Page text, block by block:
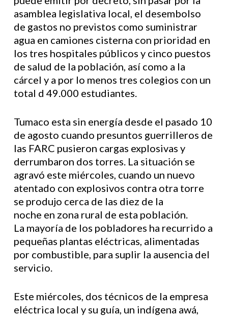
asamblea legislativa local, el desembolso
de gastos no previstos como suministrar
agua en camiones cisterna con prioridad en
los tres hospitales públicos y cinco puestos
de salud de la población, así como a la
cárcel y a por lo menos tres colegios con un
total d 49.000 estudiantes.
Tumaco esta sin energía desde el pasado 10
de agosto cuando presuntos guerrilleros de
las FARC pusieron cargas explosivas y
derrumbaron dos torres. La situación se
agravó este miércoles, cuando un nuevo
atentado con explosivos contra otra torre
se produjo cerca de las diez de la
noche en zona rural de esta población.
La mayoría de los pobladores ha recurrido a
pequeñas plantas eléctricas, alimentadas
por combustible, para suplir la ausencia del
servicio.
Este miércoles, dos técnicos de la empresa
eléctrica local y su guía, un indígena awá,